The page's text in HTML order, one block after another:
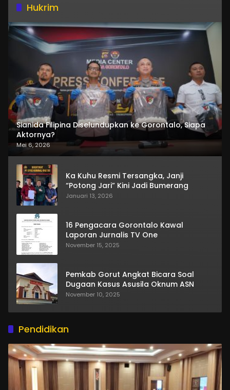
Hukrim
Sianida Filipina Diselundupkan ke Gorontalo, Siapa
Aktornya?
Mei 6, 2026
Ka Kuhu Resmi Tersangka, Janji
“Potong Jari” Kini Jadi Bumerang
Januari 13, 2026
16 Pengacara Gorontalo Kawal
Laporan Jurnalis TV One
November 15, 2025
Pemkab Gorut Angkat Bicara Soal
Dugaan Kasus Asusila Oknum ASN
November 10, 2025
Pendidikan